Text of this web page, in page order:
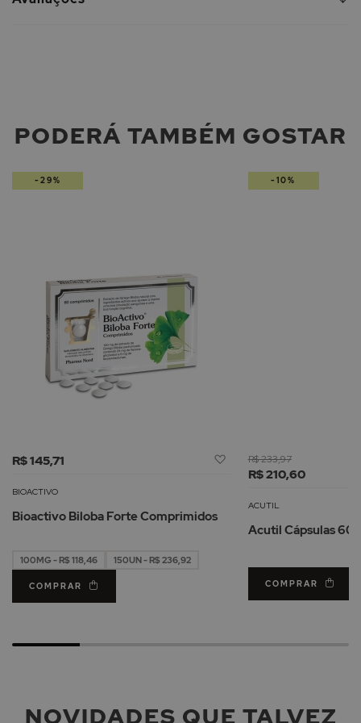
PODERÁ TAMBÉM GOSTAR
R$ 145,71
Adicionar
Desejos
BIOACTIVO
Bioactivo Biloba Forte Comprimidos
100MG - R$ 118,46 150UN - R$ 236,92
COMPRAR
-29%
R$ 210,60
R$ 233,97
ACUTIL
Acutil Cápsulas
COMPRAR
-10%
NOVIDADES QUE TALVEZ